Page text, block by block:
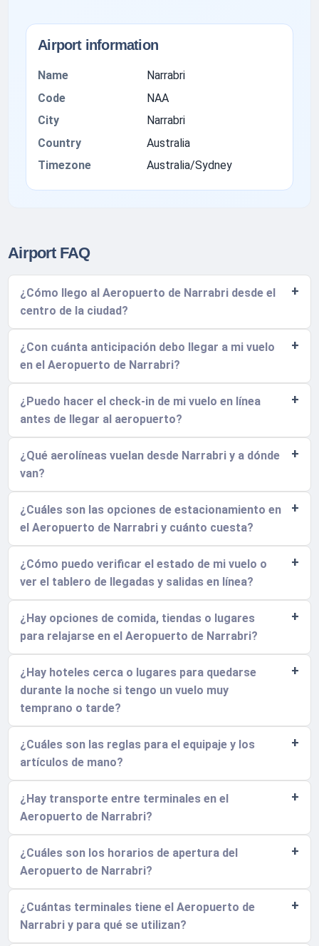
Airport information
Name
Narrabri
Code
NAA
City
Narrabri
Country
Australia
Timezone
Australia/Sydney
Airport FAQ
¿Cómo llego al Aeropuerto de Narrabri desde el
centro de la ciudad?
¿Con cuánta anticipación debo llegar a mi vuelo
en el Aeropuerto de Narrabri?
¿Puedo hacer el check-in de mi vuelo en línea
antes de llegar al aeropuerto?
¿Qué aerolíneas vuelan desde Narrabri y a dónde
van?
¿Cuáles son las opciones de estacionamiento en
el Aeropuerto de Narrabri y cuánto cuesta?
¿Cómo puedo verificar el estado de mi vuelo o
ver el tablero de llegadas y salidas en línea?
¿Hay opciones de comida, tiendas o lugares
para relajarse en el Aeropuerto de Narrabri?
¿Hay hoteles cerca o lugares para quedarse
durante la noche si tengo un vuelo muy
temprano o tarde?
¿Cuáles son las reglas para el equipaje y los
artículos de mano?
¿Hay transporte entre terminales en el
Aeropuerto de Narrabri?
¿Cuáles son los horarios de apertura del
Aeropuerto de Narrabri?
¿Cuántas terminales tiene el Aeropuerto de
Narrabri y para qué se utilizan?